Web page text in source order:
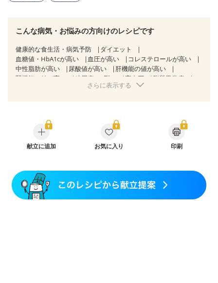
こんな病気・お悩みの方向けのレシピです
健康的な食生活・病気予防
ダイエット
血糖値・HbA1cが高い
血圧が高い
コレステロールが高い
中性脂肪が高い
尿酸値が高い
肝機能の値が高い
腎機能の値が高い
糖尿病（2型） 高血圧
脂質異常症
狭心症 心筋梗塞
過敏性腸症候群（IBS）
糖尿病性腎症（第３期）
CKD（ステージ１）
CKD（ステージ２）
CKD（ステージ３a）
乳がん（抗がん剤治療中）
胃がん（抗がん剤治療中）
胃がん治療を終えた方・経過観察中の方
大腸がん治療を終えた方・経過観察中の方
さらに表示する
献立に追加 お気に入り 印刷